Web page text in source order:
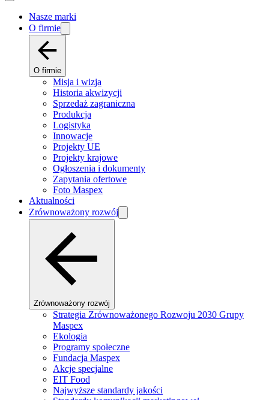
Nasze marki
O firmie
O firmie
Misja i wizja
Historia akwizycji
Sprzedaż zagraniczna
Produkcja
Logistyka
Innowacje
Projekty UE
Projekty krajowe
Ogłoszenia i dokumenty
Zapytania ofertowe
Foto Maspex
Aktualności
Zrównoważony rozwój
Zrównoważony rozwój
Strategia Zrównoważonego Rozwoju 2030 Grupy
Maspex
Ekologia
Programy społeczne
Fundacja Maspex
Akcje specjalne
EIT Food
Najwyższe standardy jakości